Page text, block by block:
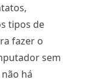
tipos de
fazer o
sem
há